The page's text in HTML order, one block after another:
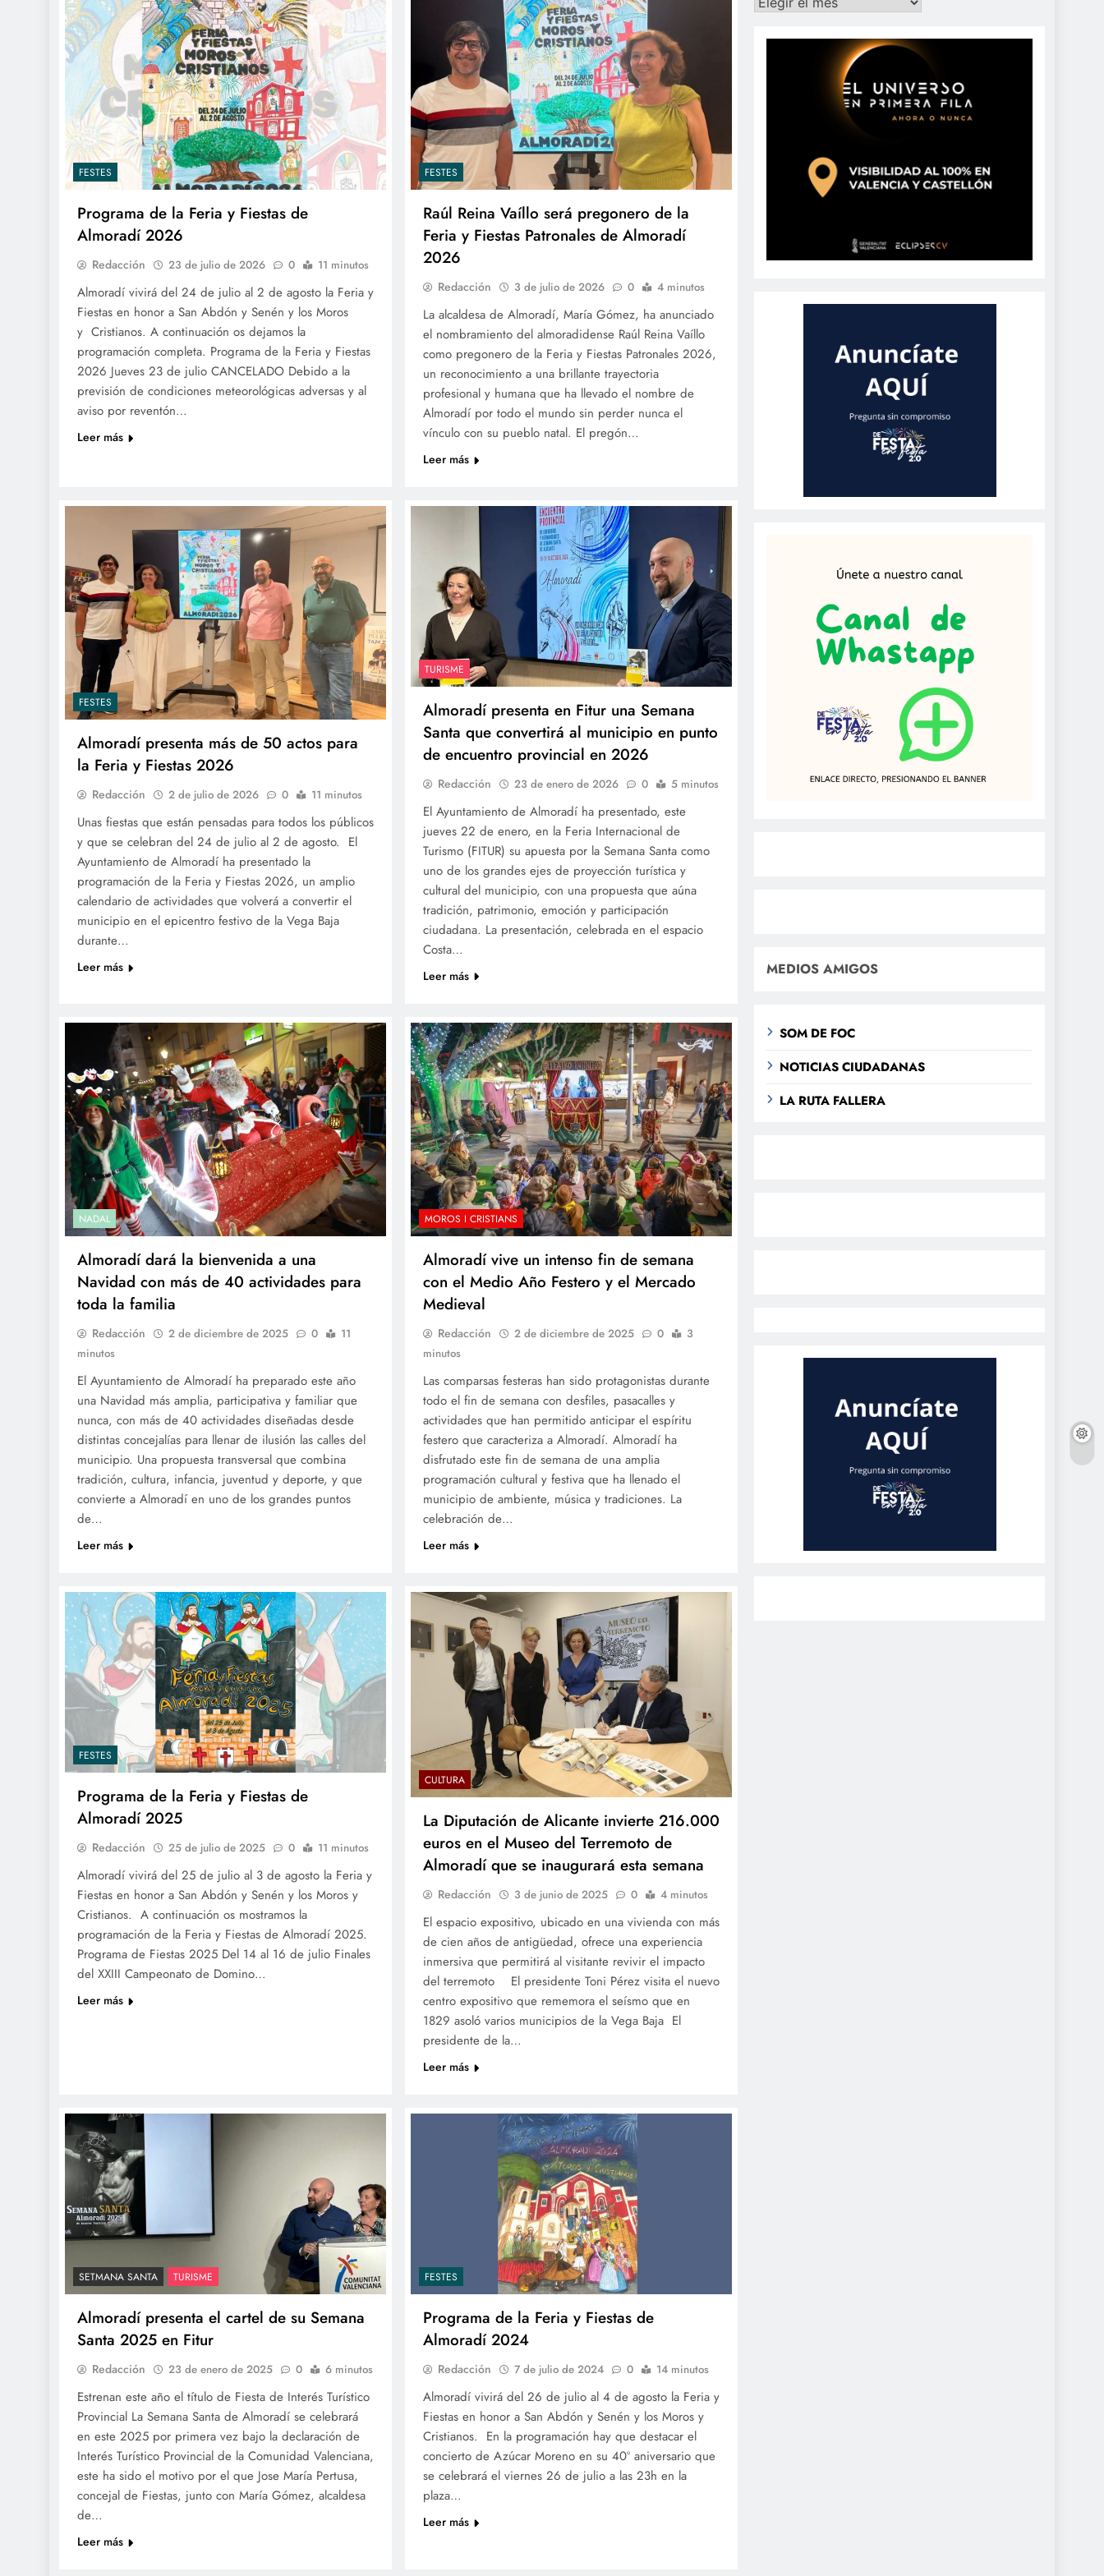
FESTES
Programa de la Feria y Fiestas de
Almoradí 2026
Redacción 23 de julio de 2026 0 11 minutos
Almoradí vivirá del 24 de julio al 2 de agosto la Feria y
Fiestas en honor a San Abdón y Senén y los Moros
y Cristianos. A continuación os dejamos la
programación completa. Programa de la Feria y Fiestas
2026 Jueves 23 de julio CANCELADO Debido a la
previsión de condiciones meteorológicas adversas y al
aviso por reventón…
Leer más
FESTES
Raúl Reina Vaíllo será pregonero de la
Feria y Fiestas Patronales de Almoradí
2026
Redacción 3 de julio de 2026 0 4 minutos
La alcaldesa de Almoradí, María Gómez, ha anunciado
el nombramiento del almoradidense Raúl Reina Vaíllo
como pregonero de la Feria y Fiestas Patronales 2026,
un reconocimiento a una brillante trayectoria
profesional y humana que ha llevado el nombre de
Almoradí por todo el mundo sin perder nunca el
vínculo con su pueblo natal. El pregón…
Leer más
FESTES
Almoradí presenta más de 50 actos para
la Feria y Fiestas 2026
Redacción 2 de julio de 2026 0 11 minutos
Unas fiestas que están pensadas para todos los públicos
y que se celebran del 24 de julio al 2 de agosto. El
Ayuntamiento de Almoradí ha presentado la
programación de la Feria y Fiestas 2026, un amplio
calendario de actividades que volverá a convertir el
municipio en el epicentro festivo de la Vega Baja
durante…
Leer más
TURISME
Almoradí presenta en Fitur una Semana
Santa que convertirá al municipio en punto
de encuentro provincial en 2026
Redacción 23 de enero de 2026 0 5 minutos
El Ayuntamiento de Almoradí ha presentado, este
jueves 22 de enero, en la Feria Internacional de
Turismo (FITUR) su apuesta por la Semana Santa como
uno de los grandes ejes de proyección turística y
cultural del municipio, con una propuesta que aúna
tradición, patrimonio, emoción y participación
ciudadana. La presentación, celebrada en el espacio
Costa…
Leer más
NADAL
Almoradí dará la bienvenida a una
Navidad con más de 40 actividades para
toda la familia
Redacción 2 de diciembre de 2025 0
11
minutos
El Ayuntamiento de Almoradí ha preparado este año
una Navidad más amplia, participativa y familiar que
nunca, con más de 40 actividades diseñadas desde
distintas concejalías para llenar de ilusión las calles del
municipio. Una propuesta transversal que combina
tradición, cultura, infancia, juventud y deporte, y que
convierte a Almoradí en uno de los grandes puntos
de…
Leer más
MOROS I CRISTIANS
Almoradí vive un intenso fin de semana
con el Medio Año Festero y el Mercado
Medieval
Redacción 2 de diciembre de 2025 0
3
minutos
Las comparsas festeras han sido protagonistas durante
todo el fin de semana con desfiles, pasacalles y
actividades que han permitido anticipar el espíritu
festero que caracteriza a Almoradí. Almoradí ha
disfrutado este fin de semana de una amplia
programación cultural y festiva que ha llenado el
municipio de ambiente, música y tradiciones. La
celebración de…
Leer más
FESTES
Programa de la Feria y Fiestas de
Almoradí 2025
Redacción 25 de julio de 2025 0 11 minutos
Almoradí vivirá del 25 de julio al 3 de agosto la Feria y
Fiestas en honor a San Abdón y Senén y los Moros y
Cristianos. A continuación os mostramos la
programación de la Feria y Fiestas de Almoradí 2025.
Programa de Fiestas 2025 Del 14 al 16 de julio Finales
del XXIII Campeonato de Domino…
Leer más
CULTURA
La Diputación de Alicante invierte 216.000
euros en el Museo del Terremoto de
Almoradí que se inaugurará esta semana
Redacción 3 de junio de 2025 0 4 minutos
El espacio expositivo, ubicado en una vivienda con más
de cien años de antigüedad, ofrece una experiencia
inmersiva que permitirá al visitante revivir el impacto
del terremoto El presidente Toni Pérez visita el nuevo
centro expositivo que rememora el seísmo que en
1829 asoló varios municipios de la Vega Baja El
presidente de la…
Leer más
SETMANA SANTA TURISME
Almoradí presenta el cartel de su Semana
Santa 2025 en Fitur
Redacción 23 de enero de 2025 0 6 minutos
Estrenan este año el título de Fiesta de Interés Turístico
Provincial La Semana Santa de Almoradí se celebrará
en este 2025 por primera vez bajo la declaración de
Interés Turístico Provincial de la Comunidad Valenciana,
este ha sido el motivo por el que Jose María Pertusa,
concejal de Fiestas, junto con María Gómez, alcaldesa
de…
Leer más
FESTES
Programa de la Feria y Fiestas de
Almoradí 2024
Redacción 7 de julio de 2024 0 14 minutos
Almoradí vivirá del 26 de julio al 4 de agosto la Feria y
Fiestas en honor a San Abdón y Senén y los Moros y
Cristianos. En la programación hay que destacar el
concierto de Azúcar Moreno en su 40º aniversario que
se celebrará el viernes 26 de julio a las 23h en la
plaza…
Leer más
MEDIOS AMIGOS
SOM DE FOC
NOTICIAS CIUDADANAS
LA RUTA FALLERA